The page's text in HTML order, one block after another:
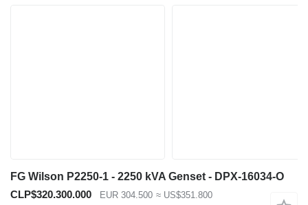
FG Wilson P2250-1 - 2250 kVA Genset - DPX-16034-O
CLP$320.300.000
EUR 304.500 ≈ US$351.800